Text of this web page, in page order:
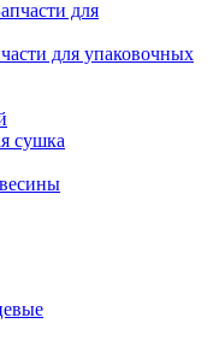
для упаковочных
сушка